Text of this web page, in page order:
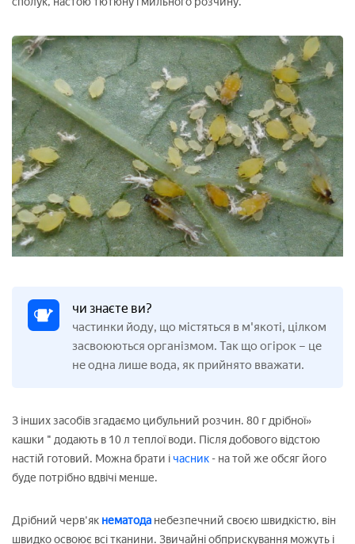
чи знаєте ви?
частинки йоду, що містяться в м'якоті, цілком
засвоюються організмом. Так що огірок – це
не одна лише вода, як прийнято вважати.
З інших засобів згадаємо цибульний розчин. 80 г дрібної»
кашки " додають в 10 л теплої води. Після добового відстою
настій готовий. Можна брати і часник - на той же обсяг його
буде потрібно вдвічі менше.
Дрібний черв'як нематода небезпечний своєю швидкістю, він
швидко освоює всі тканини. Звичайні обприскування можуть і